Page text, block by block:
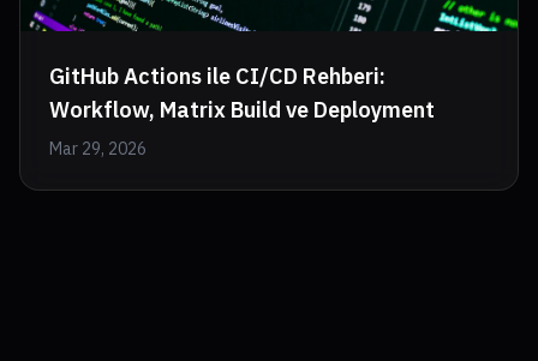
GitHub Actions ile CI/CD Rehberi:
Workflow, Matrix Build ve Deployment
Mar 29, 2026